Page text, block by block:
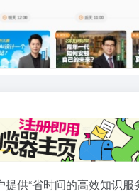
供“省时间的高效知识服